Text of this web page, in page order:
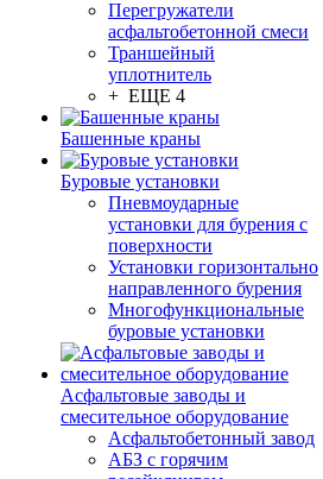
Перегружатели
асфальтобетонной смеси
Траншейный
уплотнитель
+ ЕЩЕ 4
Башенные краны
Буровые установки
Пневмоударные
установки для бурения с
поверхности
Установки горизонтально
направленного бурения
Многофункциональные
буровые установки
Асфальтовые заводы и
смесительное оборудование
Асфальтобетонный завод
АБЗ с горячим